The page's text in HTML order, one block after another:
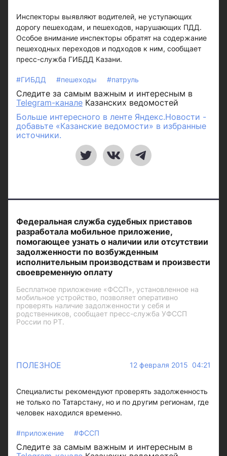
Инспекторы выявляют водителей, не уступающих
дорогу пешеходам, и пешеходов, нарушающих ПДД.
Особое внимание инспекторы обратят на содержание
пешеходных переходов и подходов к ним, сообщает
пресс-служба ГИБДД Казани.
#ГИБДД #пешеходы #патруль
Следите за самым важным и интересным в
Telegram-канале Казанских ведомостей
Больше интересного в ленте Яндекс.Новости -
добавьте «Казанские ведомости» в избранные
источники.
Федеральная служба судебных приставов
разработала мобильное приложение,
помогающее узнать о наличии или отсутствии
задолженности по возбужденным
исполнительным производствам и произвести
своевременную оплату
Бесплатное приложение «ФССП», установленное на
мобильное устройство, позволяет оперативно
проверять наличие задолженности у себя и
родственников, сообщает пресс-служба УФССП
России по РТ.
ПОЛЕЗНОЕ 12 февраля 2015 04:21
Специалисты рекомендуют проверять задолженность
не только по Татарстану, но и по другим регионам, где
человек находился временно.
#приложение #ФССП
Следите за самым важным и интересным в